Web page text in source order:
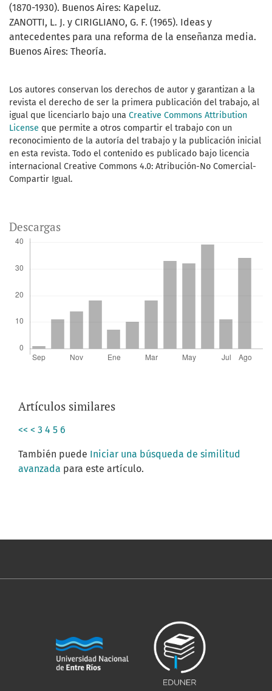
(1870-1930). Buenos Aires: Kapeluz.
ZANOTTI, L. J. y CIRIGLIANO, G. F. (1965). Ideas y
antecedentes para una reforma de la enseñanza media.
Buenos Aires: Theoría.
Los autores conservan los derechos de autor y garantizan a la
revista el derecho de ser la primera publicación del trabajo, al
igual que licenciarlo bajo una Creative Commons Attribution
License que permite a otros compartir el trabajo con un
reconocimiento de la autoría del trabajo y la publicación inicial
en esta revista. Todo el contenido es publicado bajo licencia
internacional Creative Commons 4.0: Atribución-No Comercial-
Compartir Igual.
Descargas
Artículos similares
<< < 3 4 5 6
También puede Iniciar una búsqueda de similitud
avanzada para este artículo.